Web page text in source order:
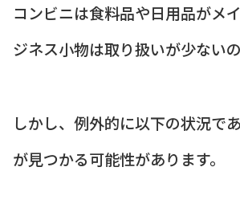
コンビニは食料品や日用品がメ
ジネス小物は取り扱いが少ないの
しかし、例外的に以下の状況で
が見つかる可能性があります。